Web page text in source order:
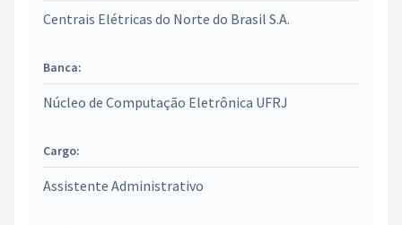
Centrais Elétricas do Norte do Brasil S.A.
Banca:
Núcleo de Computação Eletrônica UFRJ
Cargo:
Assistente Administrativo